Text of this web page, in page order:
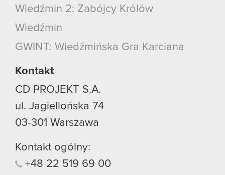
Wiedźmin 2: Zabójcy Królów
Wiedźmin
GWINT: Wiedźmińska Gra Karciana
Kontakt
CD PROJEKT S.A.
ul. Jagiellońska 74
03-301 Warszawa
Kontakt ogólny:
+48 22 519 69 00